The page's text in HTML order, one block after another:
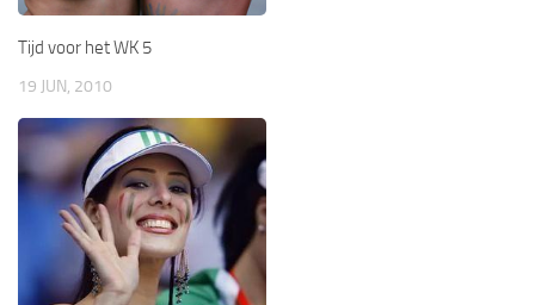
Tijd voor het WK 5
19 JUN, 2010